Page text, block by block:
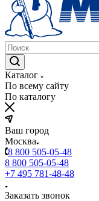
Каталог
По всему сайту
По каталогу
Ваш город
Москва
8 800 505-05-48
8 800 505-05-48
+7 495 781-48-48
Заказать звонок